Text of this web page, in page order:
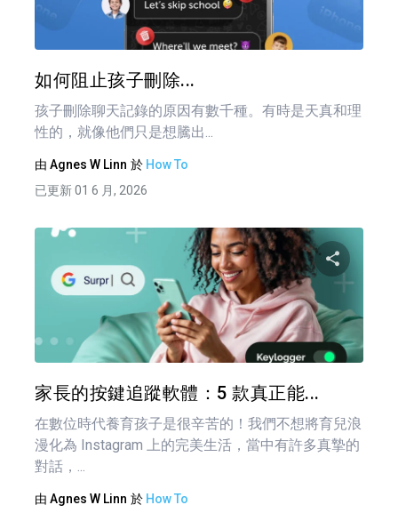
如何阻止孩子刪除...
孩子刪除聊天記錄的原因有數千種。有時是天真和理
性的，就像他們只是想騰出...
由 Agnes W Linn 於 How To
已更新 01 6 月, 2026
家長的按鍵追蹤軟體：5 款真正能...
在數位時代養育孩子是很辛苦的！我們不想將育兒浪
漫化為 Instagram 上的完美生活，當中有許多真摯的
對話，...
由 Agnes W Linn 於 How To
覽